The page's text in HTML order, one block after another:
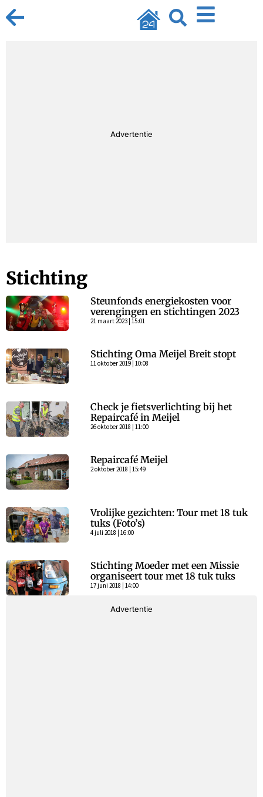
Advertentie
Stichting
Steunfonds energiekosten voor
verengingen en stichtingen 2023
21 maart 2023 | 15:01
Stichting Oma Meijel Breit stopt
11 oktober 2019 | 10:08
Check je fietsverlichting bij het
Repaircafé in Meijel
26 oktober 2018 | 11:00
Repaircafé Meijel
2 oktober 2018 | 15:49
Vrolijke gezichten: Tour met 18 tuk
tuks (Foto’s)
4 juli 2018 | 16:00
Stichting Moeder met een Missie
organiseert tour met 18 tuk tuks
17 juni 2018 | 14:00
Advertentie